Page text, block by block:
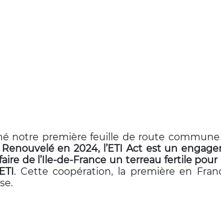
notre première feuille de route
Renouvelé en 2024, l’ETI Act est un
de l’Ile-de-France un terreau fertile pour
. Cette coopération, la première en